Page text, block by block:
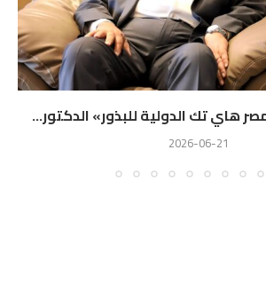
هاي تك الدولية للبذور» الدكتور...
2026-06-21